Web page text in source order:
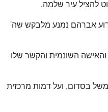
להציל עיר שלמה.
אברהם נמנע מלבקש שה'
השונמית והקשר שלו
בסדום, ועל דמות מרכזית